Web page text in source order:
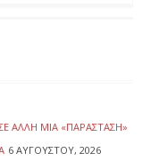
ΆΛΛΗ ΜΙΑ «ΠΑΡΆΣΤΑΣΗ»
6 ΑΥΓΟΎΣΤΟΥ, 2026